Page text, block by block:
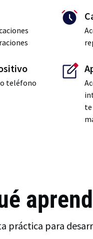
teléfono
te
práctica para